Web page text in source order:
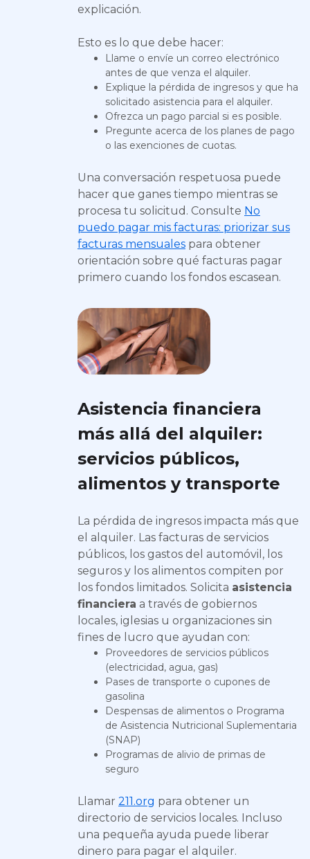
explicación.
Esto es lo que debe hacer:
Llame o envíe un correo electrónico
antes de que venza el alquiler.
Explique la pérdida de ingresos y que ha
solicitado asistencia para el alquiler.
Ofrezca un pago parcial si es posible.
Pregunte acerca de los planes de pago
o las exenciones de cuotas.
Una conversación respetuosa puede
hacer que ganes tiempo mientras se
procesa tu solicitud. Consulte No
puedo pagar mis facturas: priorizar sus
facturas mensuales para obtener
orientación sobre qué facturas pagar
primero cuando los fondos escasean.
Asistencia financiera
más allá del alquiler:
servicios públicos,
alimentos y transporte
La pérdida de ingresos impacta más que
el alquiler. Las facturas de servicios
públicos, los gastos del automóvil, los
seguros y los alimentos compiten por
los fondos limitados. Solicita asistencia
financiera a través de gobiernos
locales, iglesias u organizaciones sin
fines de lucro que ayudan con:
Proveedores de servicios públicos
(electricidad, agua, gas)
Pases de transporte o cupones de
gasolina
Despensas de alimentos o Programa
de Asistencia Nutricional Suplementaria
(SNAP)
Programas de alivio de primas de
seguro
Llamar 211.org para obtener un
directorio de servicios locales. Incluso
una pequeña ayuda puede liberar
dinero para pagar el alquiler.